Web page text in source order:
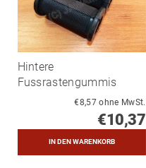
Hintere
Fussrastengummis
€8,57 ohne MwSt.
€10,37